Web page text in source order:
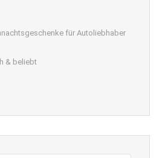
für Autoliebhaber
& beliebt